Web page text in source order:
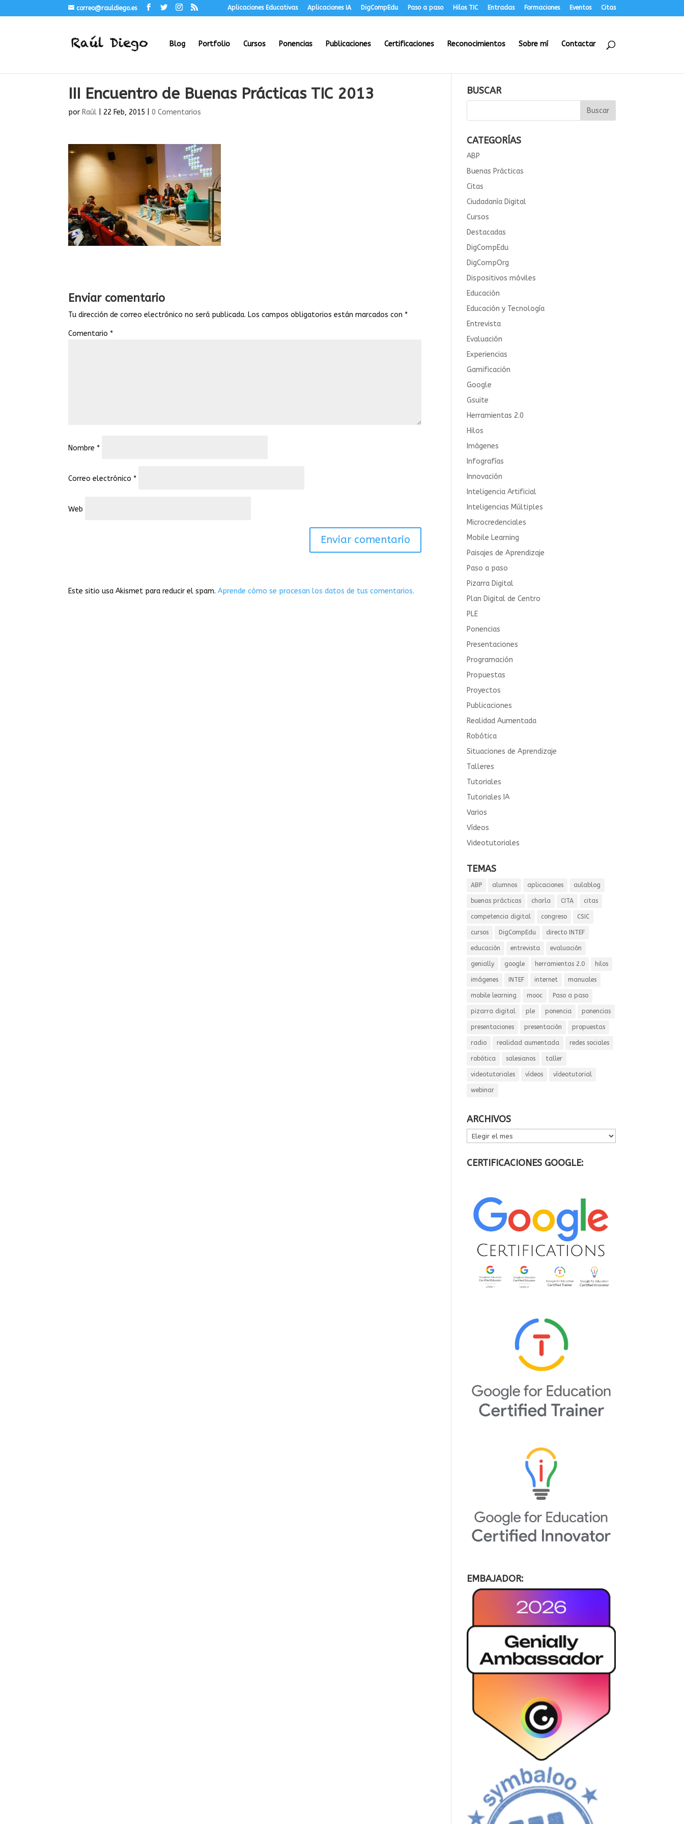
correo@rauldiego.es Aplicaciones Educativas Aplicaciones IA DigCompEdu Paso a paso Hilos TIC Entradas Formaciones Eventos Citas
Blog Portfolio Cursos Ponencias Publicaciones Certificaciones Reconocimientos Sobre mí Contactar
III Encuentro de Buenas Prácticas TIC 2013
por Raúl 22 Feb, 2015 |0 Comentarios
Enviar comentario
Tu dirección de correo electrónico no será publicada. Los campos obligatorios están marcados con *
Comentario *
Nombre *
Correo electrónico *
Web
Este sitio usa Akismet para reducir el spam.Aprende cómo se procesan los datos de tus comentarios.
BUSCAR
CATEGORÍAS
ABP
Buenas Prácticas
Citas
Ciudadanía Digital
Cursos
Destacadas
DigCompEdu
DigCompOrg
Dispositivos móviles
Educación
Educación y Tecnología
Entrevista
Evaluación
Experiencias
Gamificación
Google
Gsuite
Herramientas 2.0
Hilos
Imágenes
Infografías
Innovación
Inteligencia Artificial
Inteligencias Múltiples
Microcredenciales
Mobile Learning
Paisajes de Aprendizaje
Paso a paso
Pizarra Digital
Plan Digital de Centro
PLE
Ponencias
Presentaciones
Programación
Propuestas
Proyectos
Publicaciones
Realidad Aumentada
Robótica
Situaciones de Aprendizaje
Talleres
Tutoriales
Tutoriales IA
Varios
Vídeos
Videotutoriales
TEMAS
ABP alumnos aplicaciones aulablog
buenas prácticas charla CITA citas
competencia digital congreso CSIC
cursos DigCompEdu directo INTEF
educación entrevista evaluación
genially google herramientas 2.0 hilos
imágenes INTEF internet manuales
mobile learning mooc Paso a paso
pizarra digital ple ponencia ponencias
presentaciones presentación propuestas
radio realidad aumentada redes sociales
robótica salesianos taller
videotutoriales vídeos vídeotutorial
webinar
ARCHIVOS
ARCHIVOS
CERTIFICACIONES GOOGLE:
EMBAJADOR: